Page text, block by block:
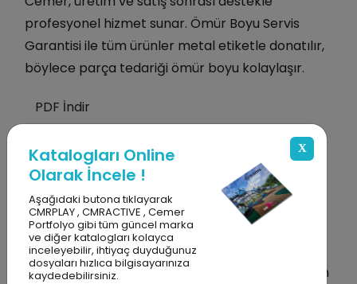
profesyonel hizmet sunar. Ömür Boyu Servis
Garantisi ile tüm ürünler metal etiketle donatılır,
böylece parça tedariği ömür boyu kolaylaşır.
PDF İndir
ÜrüneBakış
Ürün özellikleri, çevreye uyumu ve farklı kullanım
X
Katalogları Online
Olarak İncele !
Aşağıdaki butona tıklayarak
CMRPLAY , CMRACTIVE , Cemer
Portfolyo gibi tüm güncel marka
ve diğer katalogları kolayca
inceleyebilir, ihtiyaç duyduğunuz
dosyaları hızlıca bilgisayarınıza
kaydedebilirsiniz.